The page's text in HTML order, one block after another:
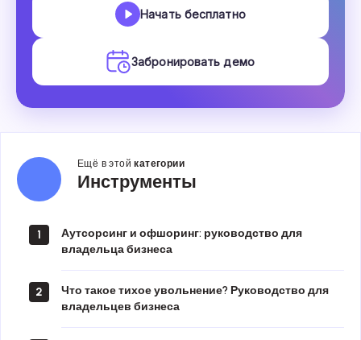
Начать бесплатно
Забронировать демо
Ещё в этойкатегории
Инструменты
Инструменты
1
Аутсорсинг и офшоринг: руководство для
владельца бизнеса
2
Что такое тихое увольнение? Руководство для
владельцев бизнеса